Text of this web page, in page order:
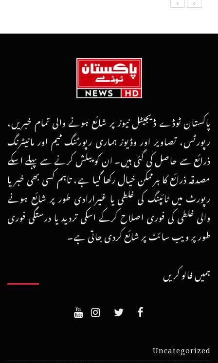
پاکستان ٹوڈے ڈیجیٹل نیوز پر شائع ہونے والی تمام خبریں،
رپورٹس، تصاویر اور وڈیوز ہماری رپورٹنگ ٹیم اور مانیٹرنگ
ذرائع سے حاصل کی گئی ہیں۔ ان کو پبلش کرنے سے پہلے اسکے
مصدقہ ذرائع کا ہرممکن خیال رکھا گیا ہے، تاہم کسی بھی خبر یا
رپورٹ میں ٹائپنگ کی غلطی یا غیرارادی طور پر شائع ہونے
والی غلطی کی فوری اصلاح کرکے اسکی تردید یا درستگی فوری
طور پر ویب سائٹ پر شائع کردی جاتی ہے۔
ہمیں فالو کریں
Uncategorized